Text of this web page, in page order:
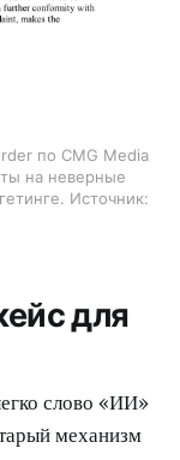
по CMG Media
на неверные
Источник:
для
слово «ИИ»
механизм